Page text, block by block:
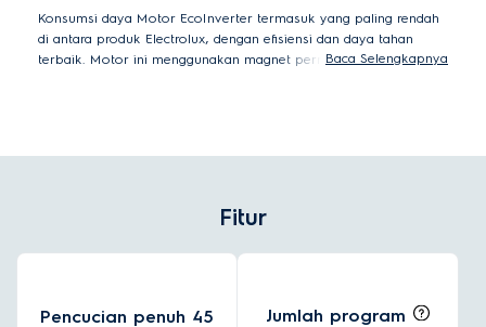
Konsumsi daya Motor EcoInverter termasuk yang paling rendah
di antara produk Electrolux, dengan efisiensi dan daya tahan
terbaik. Motor ini menggunakan magnet permanen, sehingga
Baca Selengkapnya
Fitur
Pencucian penuh 45 Jumlah program